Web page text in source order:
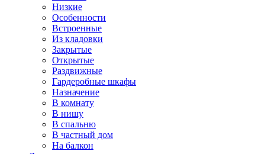
Низкие
Особенности
Встроенные
Из кладовки
Закрытые
Открытые
Раздвижные
Гардеробные шкафы
Назначение
В комнату
В нишу
В спальню
В частный дом
На балкон